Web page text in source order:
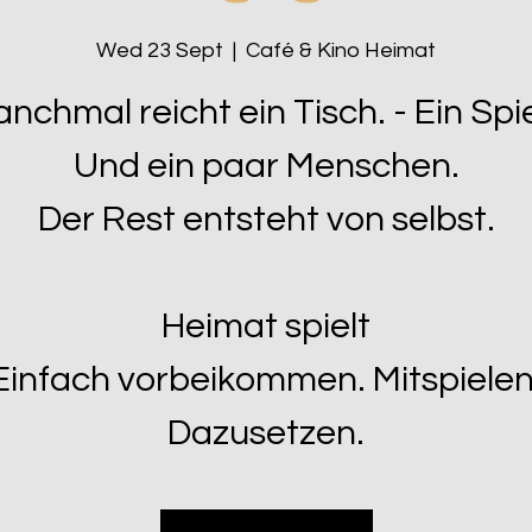
Wed 23 Sept
  |
Café & Kino Heimat
reicht ein Tisch. - Ein
Und ein paar Menschen.
Der Rest entsteht von selbst.
Heimat spielt
vorbeikommen.
Dazusetzen.